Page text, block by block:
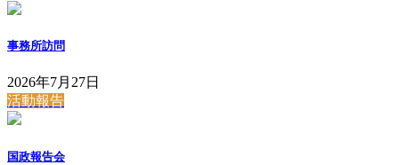
事務所訪問
2026年7月27日
活動報告
国政報告会